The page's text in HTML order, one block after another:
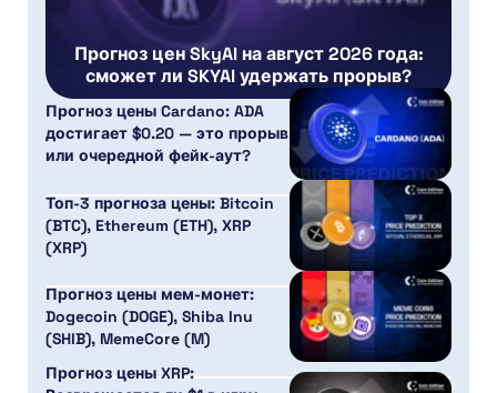
Прогноз цен SkyAI на август 2026 года:
сможет ли SKYAI удержать прорыв?
Прогноз цены Cardano: ADA
достигает $0.20 — это прорыв
или очередной фейк-аут?
Топ-3 прогноза цены: Bitcoin
(BTC), Ethereum (ETH), XRP
(XRP)
Прогноз цены мем-монет:
Dogecoin (DOGE), Shiba Inu
(SHIB), MemeCore (M)
Прогноз цены XRP: